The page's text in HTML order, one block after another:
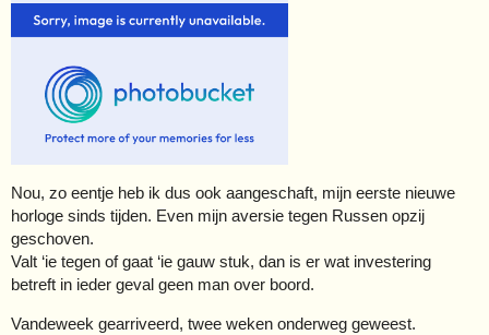
Nou, zo eentje heb ik dus ook aangeschaft, mijn eerste nieuwe
horloge sinds tijden. Even mijn aversie tegen Russen opzij
geschoven.
Valt ‘ie tegen of gaat ‘ie gauw stuk, dan is er wat investering
betreft in ieder geval geen man over boord.
Vandeweek gearriveerd, twee weken onderweg geweest.